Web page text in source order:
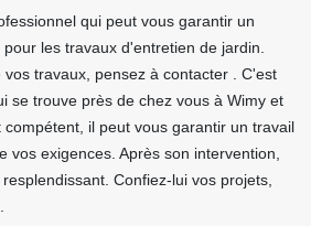
qui peut vous garantir un
les travaux d'entretien de jardin.
travaux, pensez à contacter . C'est
se trouve près de chez vous à Wimy et
il peut vous garantir un travail
vos exigences. Après son intervention,
Confiez-lui vos projets,